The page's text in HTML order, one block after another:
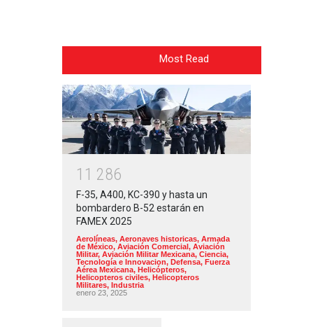
Most Read
1 1 286
F-35, A400, KC-390 y hasta un
bombardero B-52 estarán en
FAMEX 2025
Aerolíneas, Aeronaves historicas, Armada
de México, Aviación Comercial, Aviación
Militar, Aviación Militar Mexicana, Ciencia,
Tecnología e Innovacion, Defensa, Fuerza
Aérea Mexicana, Helicópteros,
Helicopteros civiles, Helicopteros
Militares, Industria
enero 23, 2025